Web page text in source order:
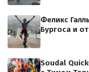
Феликс
Бургоса и
Soudal